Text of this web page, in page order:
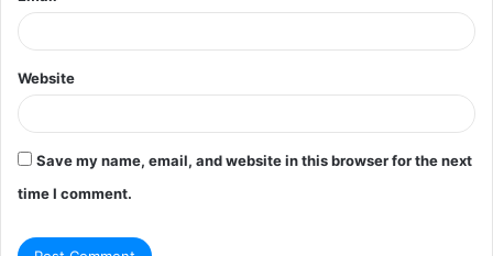
Website
Save my name, email, and website in this browser for the next
time I comment.